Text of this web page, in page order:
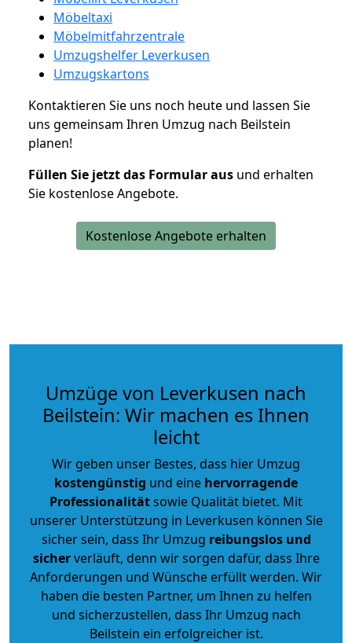
Möbeltaxi
Möbelmitfahrzentrale
Umzugshelfer Leverkusen
Umzugskartons
Kontaktieren Sie uns noch heute und lassen Sie
uns gemeinsam Ihren Umzug nach Beilstein
planen!
Füllen Sie jetzt das Formular aus und erhalten
Sie kostenlose Angebote.
Kostenlose Angebote erhalten
Umzüge von Leverkusen nach
Beilstein: Wir machen es Ihnen
leicht
Wir geben unser Bestes, dass hier Umzug
kostengünstig und eine hervorragende
Professionalitätsowie Qualität bietet. Mit
unserer Unterstützung in Leverkusen können Sie
sicher sein, dass Ihr Umzug reibungslos und
sicherverläuft, denn wir sorgen dafür, dass Ihre
Anforderungen und Wünsche erfüllt werden. Wir
haben die besten Partner, um Ihnen zu helfen
und sicherzustellen, dass Ihr Umzug nach
Beilstein ein erfolgreicher ist.